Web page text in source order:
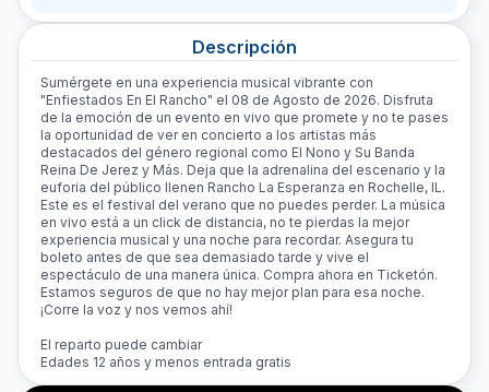
Descripción
Sumérgete en una experiencia musical vibrante con
"Enfiestados En El Rancho" el 08 de Agosto de 2026. Disfruta
de la emoción de un evento en vivo que promete y no te pases
la oportunidad de ver en concierto a los artistas más
destacados del género regional como El Nono y Su Banda
Reina De Jerez y Más. Deja que la adrenalina del escenario y la
euforia del público llenen Rancho La Esperanza en Rochelle, IL.
Este es el festival del verano que no puedes perder. La música
en vivo está a un click de distancia, no te pierdas la mejor
experiencia musical y una noche para recordar. Asegura tu
boleto antes de que sea demasiado tarde y vive el
espectáculo de una manera única. Compra ahora en Ticketón.
Estamos seguros de que no hay mejor plan para esa noche.
¡Corre la voz y nos vemos ahí!
El reparto puede cambiar
Edades 12 años y menos entrada gratis